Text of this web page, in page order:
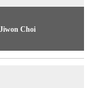
Choi
artista coreana